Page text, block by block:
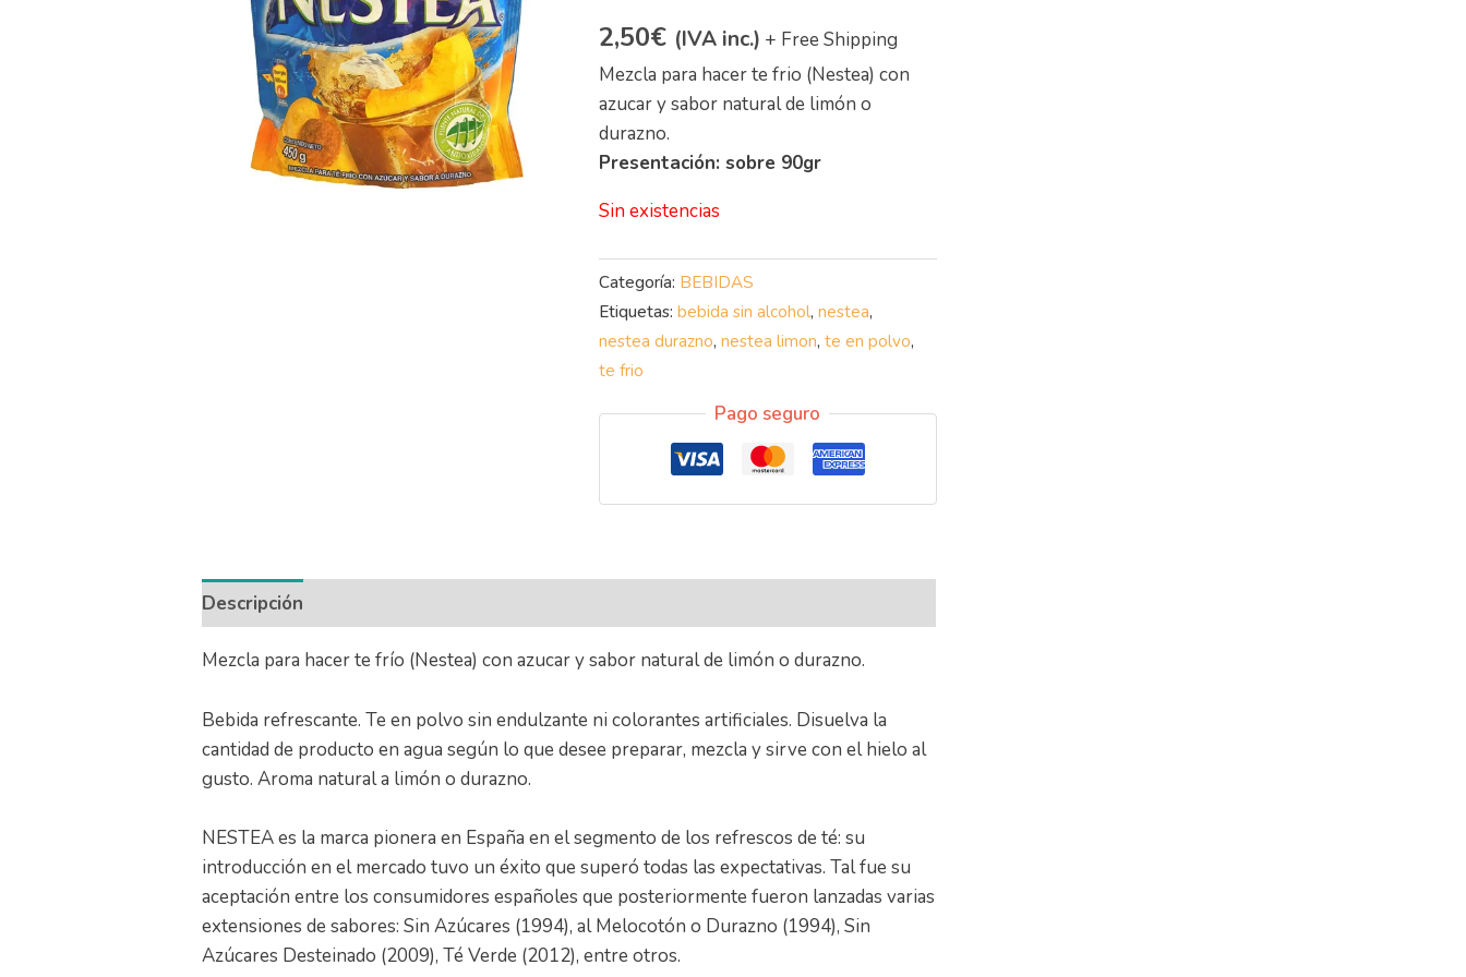
2,50€ (IVA inc.) + Free Shipping
Mezcla para hacer te frio (Nestea) con
azucar y sabor natural de limón o
durazno.
Presentación: sobre 90gr
Sin existencias
Categoría: BEBIDAS
Etiquetas: bebida sin alcohol, nestea,
nestea durazno, nestea limon, te en polvo,
te frio
Pago seguro
Descripción
Mezcla para hacer te frío (Nestea) con azucar y sabor natural de limón o durazno.
Bebida refrescante. Te en polvo sin endulzante ni colorantes artificiales. Disuelva la
cantidad de producto en agua según lo que desee preparar, mezcla y sirve con el hielo al
gusto. Aroma natural a limón o durazno.
NESTEA es la marca pionera en España en el segmento de los refrescos de té: su
introducción en el mercado tuvo un éxito que superó todas las expectativas. Tal fue su
aceptación entre los consumidores españoles que posteriormente fueron lanzadas varias
extensiones de sabores: Sin Azúcares (1994), al Melocotón o Durazno (1994), Sin
Azúcares Desteinado (2009), Té Verde (2012), entre otros.